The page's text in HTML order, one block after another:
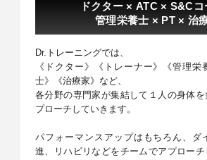
ドクター × ATC × S&Cコ
管理栄養士 × PT × 治
Dr.トレーニングでは、
《ドクター》《トレーナー》《管理栄
士》《治療家》など、
各分野の専門家が集結して１人の身体
プローチしていきます。
パフォーマンスアップはもちろん、ダ
進、リハビリなどをチームでアプロー